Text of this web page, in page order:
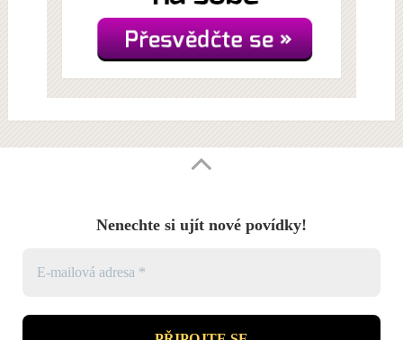
Nenechte si ujít nové povídky!